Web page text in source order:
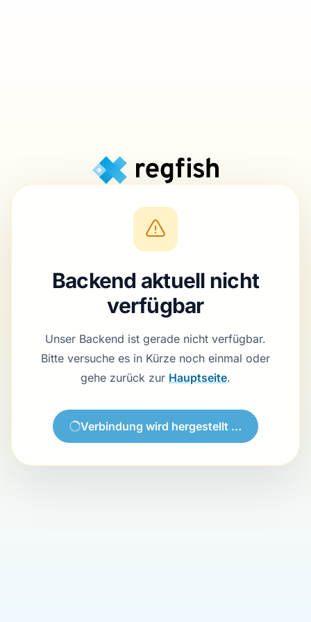
Backend aktuell nicht
verfügbar
Unser Backend ist gerade nicht verfügbar.
Bitte versuche es in Kürze noch einmal oder
gehe zurück zur Hauptseite.
Verbindung wird hergestellt …